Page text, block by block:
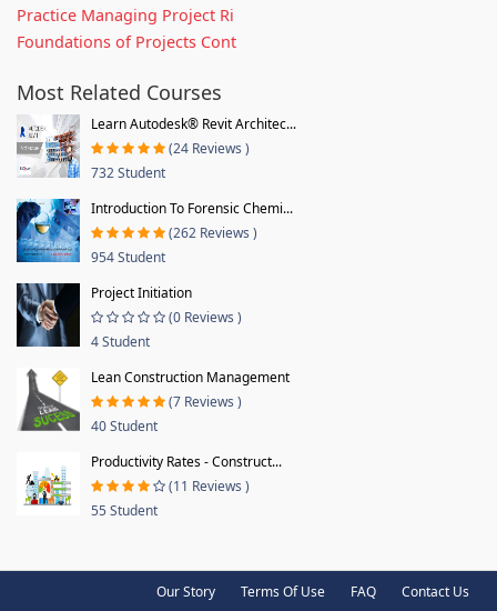
Practice Managing Project Ri
Foundations of Projects Cont
Most Related Courses
Learn Autodesk® Revit Architec...
(24 Reviews )
732 Student
Introduction To Forensic Chemi...
(262 Reviews )
954 Student
Project Initiation
(0 Reviews )
4 Student
Lean Construction Management
(7 Reviews )
40 Student
Productivity Rates - Construct...
(11 Reviews )
55 Student
Our Story Terms Of Use FAQ Contact Us